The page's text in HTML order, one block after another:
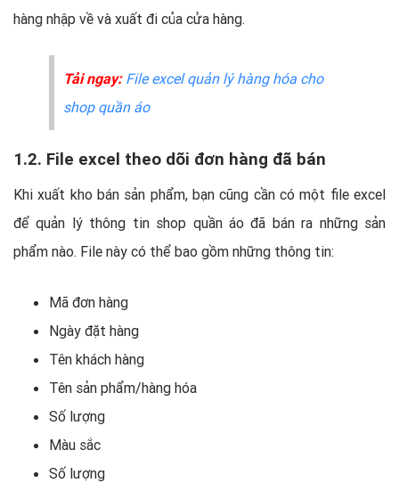
hàng nhập về và xuất đi của cửa hàng.
Tải ngay: File excel quản lý hàng hóa cho
shop quần áo
1.2. File excel theo dõi đơn hàng đã bán
Khi xuất kho bán sản phẩm, bạn cũng cần có một file excel
để quản lý thông tin shop quần áo đã bán ra những sản
phẩm nào. File này có thể bao gồm những thông tin:
Mã đơn hàng
Ngày đặt hàng
Tên khách hàng
Tên sản phẩm/hàng hóa
Số lượng
Màu sắc
Số lượng